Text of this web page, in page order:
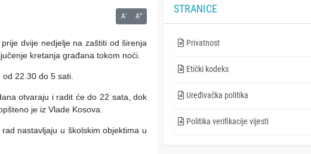
A- A+
dvije nedjelje na zaštiti od širenja
kretanja građana tokom noći.
22.30 do 5 sati.
otvaraju i radit će do 22 sata, dok
je iz Vlade Kosova.
nastavljaju u školskim objektima u
STRANICE
Privatnost
Etički kodeks
Uređivačka politika
Politika verifikacije vijesti